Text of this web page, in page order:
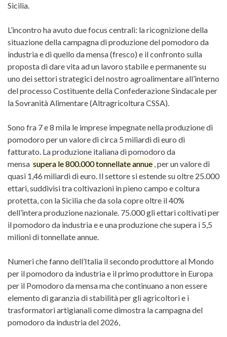
Sicilia.
L’incontro ha avuto due focus centrali: la ricognizione della
situazione della campagna di produzione del pomodoro da
industria e di quello da mensa (fresco) e il confronto sulla
proposta di dare vita ad un lavoro stabile e permanente su
uno dei settori strategici del nostro agroalimentare all’interno
del processo Costituente della Confederazione Sindacale per
la Sovranità Alimentare (Altragricoltura CSSA).
Sono fra 7 e 8 mila le imprese impegnate nella produzione di
pomodoro per un valore di circa 5 miliardi di euro di
fatturato. La produzione italiana di pomodoro da
mensa supera le 800.000 tonnellate annue , per un valore di
quasi 1,46 miliardi di euro. Il settore si estende su oltre 25.000
ettari, suddivisi tra coltivazioni in pieno campo e coltura
protetta, con la Sicilia che da sola copre oltre il 40%
dell’intera produzione nazionale. 75.000 gli ettari coltivati per
il pomodoro da industria e e una produzione che supera i 5,5
milioni di tonnellate annue.
Numeri che fanno dell’Italia il secondo produttore al Mondo
per il pomodoro da industria e il primo produttore in Europa
per il Pomodoro da mensa ma che continuano a non essere
elemento di garanzia di stabilità per gli agricoltori e i
trasformatori artigianali come dimostra la campagna del
pomodoro da industria del 2026,